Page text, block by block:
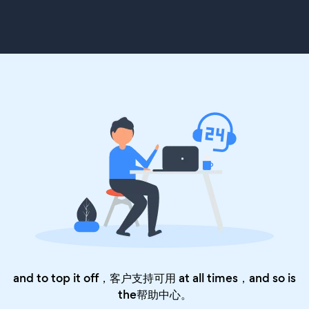
and to top it off，客户支持可用 at all times，and so is
the帮助中心。